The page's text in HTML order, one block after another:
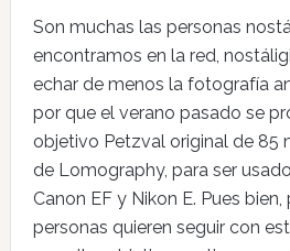
Son muchas las personas
encontramos en la red,
echar de menos la fotografía
por que el verano pasado se
objetivo Petzval original de 85
de Lomography, para ser
Canon EF y Nikon E. Pues
personas quieren seguir con